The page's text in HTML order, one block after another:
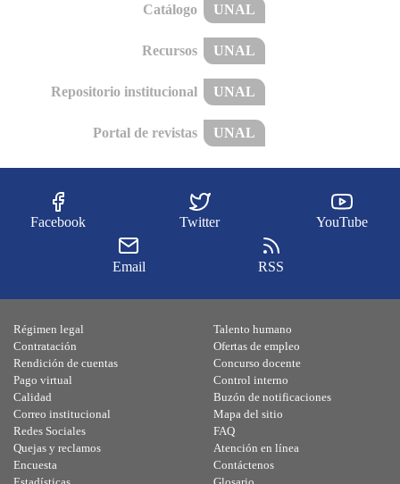
Catálogo UNAL
Recursos UNAL
Repositorio institucional UNAL
Portal de revistas UNAL
Facebook Twitter YouTube
Email RSS
Régimen legal
Contratación
Rendición de cuentas
Pago virtual
Calidad
Talento humano
Ofertas de empleo
Concurso docente
Control interno
Buzón de notificaciones
Correo institucional
Redes Sociales
Quejas y reclamos
Encuesta
Mapa del sitio
FAQ
Atención en línea
Contáctenos